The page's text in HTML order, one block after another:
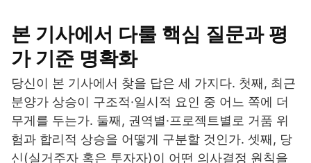
본 기사에서 다룰 핵심 질문과 평
가 기준 명확화
당신이 본 기사에서 찾을 답은 세 가지다. 첫째, 최근
분양가 상승이 구조적·일시적 요인 중 어느 쪽에 더
무게를 두는가. 둘째, 권역별·프로젝트별로 거품 위
험과 합리적 상승을 어떻게 구분할 것인가. 셋째, 당
신(실거주자 혹은 투자자)이 어떤 의사결정 원칙을